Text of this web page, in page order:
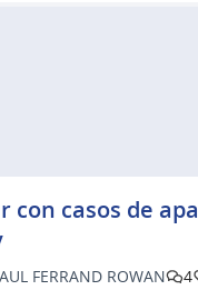
con casos de
FERRAND ROWAN 4